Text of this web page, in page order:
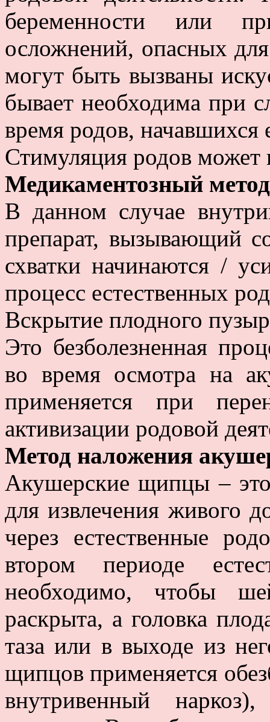
беременности или
осложнений, опасных
могут быть вызваны
бывает необходима при
время родов, начавшихся
Стимуляция родов может
Медикаментозный метод
В данном случае
препарат, вызывающий
схватки начинаются /
процесс естественных
Вскрытие плодного
Это безболезненная
во время осмотра на
применяется при
активизации родовой
Метод наложения
Акушерские щипцы – это
для извлечения живого
через естественные
втором периоде
необходимо, чтобы
раскрыта, а головка
таза или в выходе из
щипцов применяется
внутривенный